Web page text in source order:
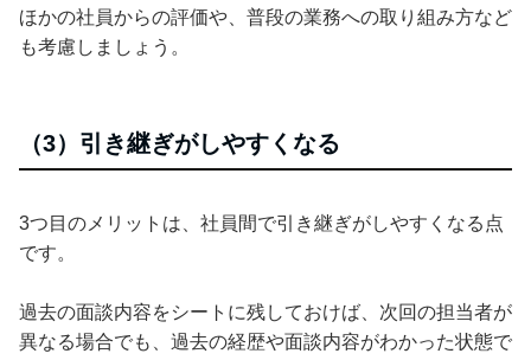
ほかの社員からの評価や、普段の業務への取り組み方など
も考慮しましょう。
（3）引き継ぎがしやすくなる
3つ目のメリットは、社員間で引き継ぎがしやすくなる点
です。
過去の面談内容をシートに残しておけば、次回の担当者が
異なる場合でも、過去の経歴や面談内容がわかった状態で